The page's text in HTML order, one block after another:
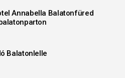
Annabella Balatonfüred
Balatonlelle